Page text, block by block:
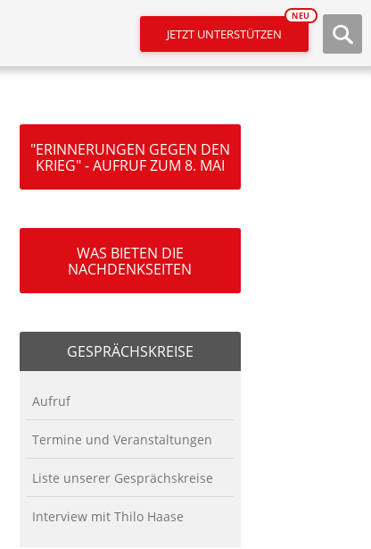
JETZT UNTERSTÜTZEN
NEU
"ERINNERUNGEN GEGEN DEN
KRIEG" - AUFRUF ZUM 8. MAI
WAS BIETEN DIE
NACHDENKSEITEN
GESPRÄCHSKREISE
Aufruf
Termine und Veranstaltungen
Liste unserer Gesprächskreise
Interview mit Thilo Haase